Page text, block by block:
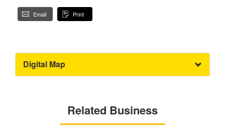
Email Print
Digital Map
Related Business